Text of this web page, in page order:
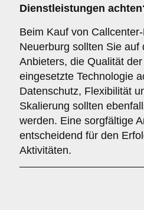
Dienstleistungen
Beim Kauf von
Neuerburg sollten Sie auf
Anbieters, die Qualität
eingesetzte Technologie
Datenschutz, Flexibilität
Skalierung sollten
werden. Eine sorgfältige
entscheidend für den
Aktivitäten.